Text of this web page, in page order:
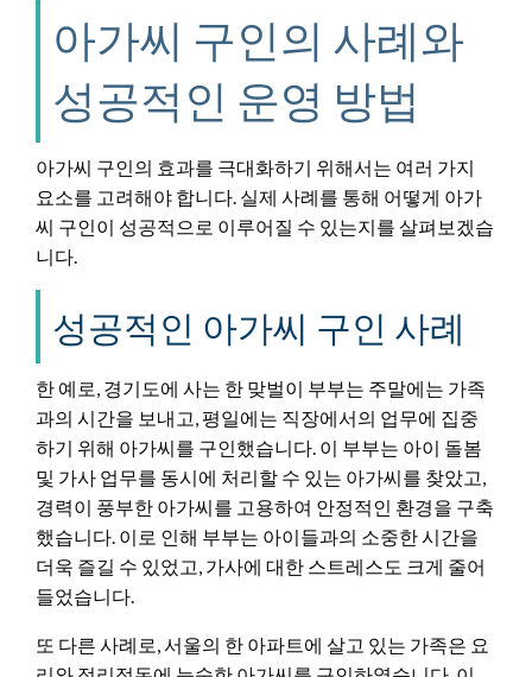
아가씨 구인의 사례와
성공적인 운영 방법
아가씨 구인의 효과를 극대화하기 위해서는 여러 가지
요소를 고려해야 합니다. 실제 사례를 통해 어떻게 아가
씨 구인이 성공적으로 이루어질 수 있는지를 살펴보겠습
니다.
성공적인 아가씨 구인 사례
한 예로, 경기도에 사는 한 맞벌이 부부는 주말에는 가족
과의 시간을 보내고, 평일에는 직장에서의 업무에 집중
하기 위해 아가씨를 구인했습니다. 이 부부는 아이 돌봄
및 가사 업무를 동시에 처리할 수 있는 아가씨를 찾았고,
경력이 풍부한 아가씨를 고용하여 안정적인 환경을 구축
했습니다. 이로 인해 부부는 아이들과의 소중한 시간을
더욱 즐길 수 있었고, 가사에 대한 스트레스도 크게 줄어
들었습니다.
또 다른 사례로, 서울의 한 아파트에 살고 있는 가족은 요